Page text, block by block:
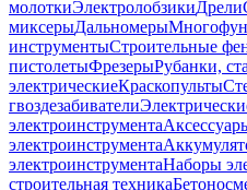
молоткиЭлектролобзикиДрели
миксерыДальномеры
инструментыСтроительные
пистолетыФрезерыРубанки,
электрическиеКраскопульты
гвоздезабиватели
электроинструмента
электроинструмента
электроинструментаНаборы
строительная техника